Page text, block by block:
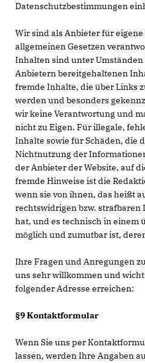
Datenschutzbestimmungen
Wir sind als Anbieter für
allgemeinen Gesetzen
Inhalten sind unter
Anbietern bereitgehaltenen
fremde Inhalte, die über Links
werden und besonders
wir keine Verantwortung und
nicht zu Eigen. Für illegale,
Inhalte sowie für Schäden, die
Nichtnutzung der
der Anbieter der Website, auf
fremde Hinweise ist die
wenn sie von ihnen, das heißt
rechtswidrigen bzw. strafbaren
hat, und es technisch in einem
möglich und zumutbar ist,
Ihre Fragen und Anregungen
uns sehr willkommen und
folgender Adresse erreichen:
§9 Kontaktformular
Wenn Sie uns per
lassen, werden Ihre Angaben